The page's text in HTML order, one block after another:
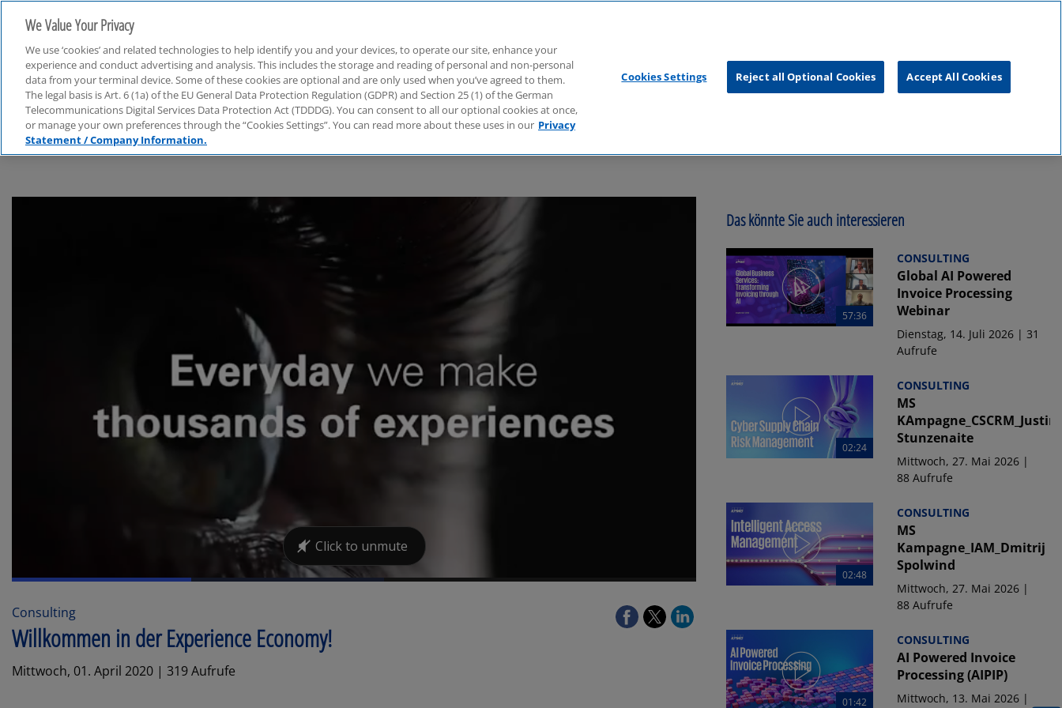
Consulting
Consulting
Willkommen in der Experience Economy!
Mittwoch, 01. April 2020 | 319 Aufrufe
Das könnte Sie auch interessieren
57:36
CONSULTING
Global AI Powered
Invoice Processing
Webinar
Dienstag, 14. Juli 2026 | 31
Aufrufe
02:24
CONSULTING
MS
Stunzenaite
Mittwoch, 27. Mai 2026 |
88 Aufrufe
02:48
CONSULTING
MS
Kampagne_IAM_Dmitrij
Spolwind
Mittwoch, 27. Mai 2026 |
88 Aufrufe
01:42
CONSULTING
AI Powered Invoice
Processing (AIPIP)
Mittwoch, 13. Mai 2026 |
We Value Your Privacy
We use ‘cookies’ and related technologies to help identify you and your devices, to operate our site, enhance your
experience and conduct advertising and analysis. This includes the storage and reading of personal and non-personal
data from your terminal device. Some of these cookies are optional and are only used when you’ve agreed to them.
The legal basis is Art. 6 (1a) of the EU General Data Protection Regulation (GDPR) and Section 25 (1) of the German
Telecommunications Digital Services Data Protection Act (TDDDG). You can consent to all our optional cookies at once,
or manage your own preferences through the “Cookies Settings”. You can read more about these uses in our Privacy
Statement / Company Information.
Cookies Settings Reject all Optional Cookies Accept All Cookies